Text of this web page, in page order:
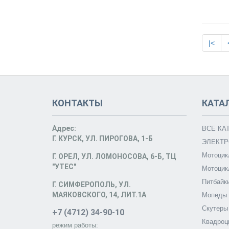
|<
КОНТАКТЫ
Адрес:
Г. КУРСК, УЛ. ПИРОГОВА, 1-Б
Г. ОРЕЛ, УЛ. ЛОМОНОСОВА, 6-Б, ТЦ
"УТЕС"
Г. СИМФЕРОПОЛЬ, УЛ.
МАЯКОВСКОГО, 14, ЛИТ.1А
+7 (4712) 34-90-10
режим работы:
ВСЕ
Мопеды
Скутеры